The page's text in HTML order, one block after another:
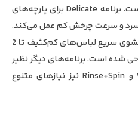
مصرف بهینه انرژی طراحی شده است. برنامه Delicate برای پارچه‌های
و سرعت چرخش کم عمل می‌کند.
برنامه 15′ QUICK WASH برای شستشوی سریع لباس‌های کم‌کثیف تا 2
15 دقیقه طراحی شده است. برنامه‌های دیگر نظیر
Wool، Sportswear، Mixed Fabric و Rinse+Spin نیز نیازهای متنوع